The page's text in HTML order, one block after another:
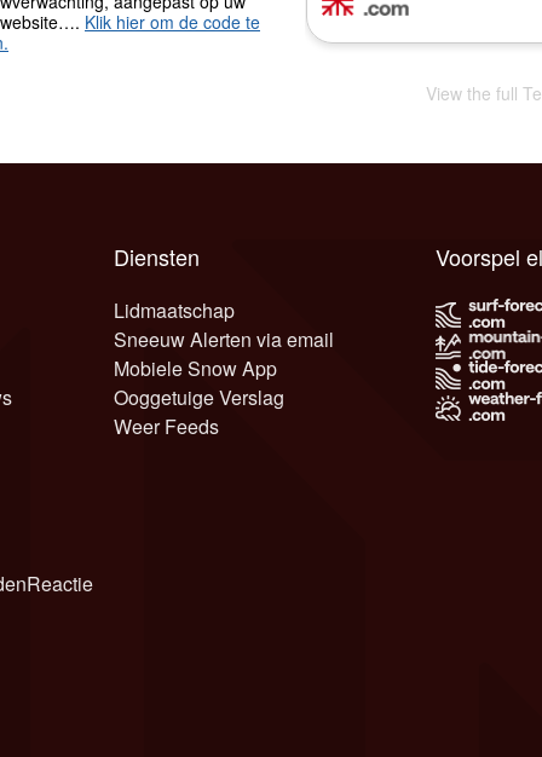
Klik hier om de code te
View the full
Diensten
Lidmaatschap
Sneeuw Alerten via email
Mobiele Snow App
Ooggetuige Verslag
Weer Feeds
Voorspel
Reactie